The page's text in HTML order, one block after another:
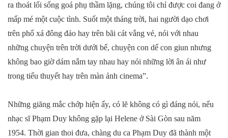
ra thoát lối sống goá phụ thầm lặng, chúng tôi chỉ được coi đang ở
mấp mé một cuộc tình. Suốt một tháng trời, hai người dạo chơi
trên phố xá đông đảo hay trên bãi cát vắng vẻ, nói với nhau
những chuyện trên trời dưới bể, chuyện con dế con giun nhưng
không bao giờ dám nắm tay nhau hay nói những lời ân ái như
trong tiểu thuyết hay trên màn ảnh cinema”.
Những giăng mắc chớp hiện ấy, có lẽ không có gì đáng nói, nếu
nhạc sĩ Phạm Duy không gặp lại Helene ở Sài Gòn sau năm
1954. Thời gian thoi đưa, chàng du ca Phạm Duy đã thành một